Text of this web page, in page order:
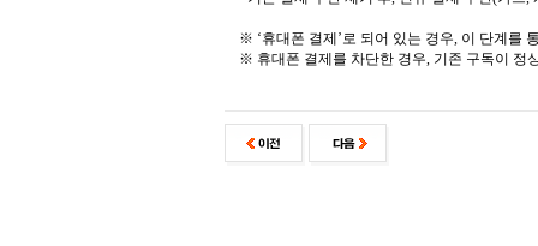
※ ‘휴대폰 결제’로 되어 있는 경우, 이 단계를
※ 휴대폰 결제를 차단한 경우, 기존 구독이 정